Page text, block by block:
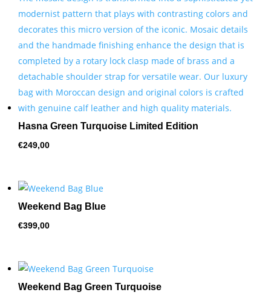
Hasna Green Turquoise Limited Edition
€249,00
Weekend Bag Blue
€399,00
Weekend Bag Green Turquoise